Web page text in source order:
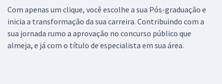
Com apenas um clique, você escolhe a sua Pós-graduação e
inicia a transformação da sua carreira. Contribuindo com a
sua jornada rumo a aprovação no concurso público que
almeja, e já com o título de especialista em sua área.